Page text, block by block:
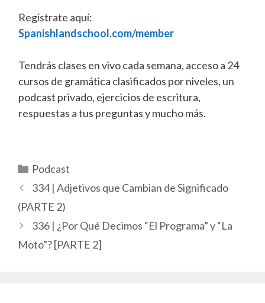
Regístrate aquí:
Spanishlandschool.com/member
Tendrás clases en vivo cada semana, acceso a 24
cursos de gramática clasificados por niveles, un
podcast privado, ejercicios de escritura,
respuestas a tus preguntas y mucho más.
Categorías
Podcast
334 | Adjetivos que Cambian de Significado
(PARTE 2)
336 | ¿Por Qué Decimos “El Programa” y “La
Moto”? [PARTE 2]